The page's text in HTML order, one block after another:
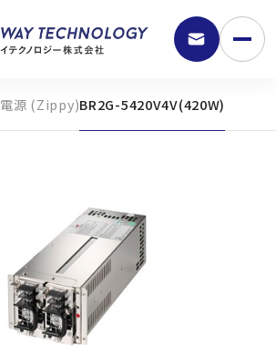
9:30 - 18:00
電源 (Zippy)BR2G-5420V4V(420W)